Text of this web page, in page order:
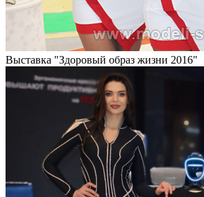
Выставка "Здоровый образ жизни 2016"